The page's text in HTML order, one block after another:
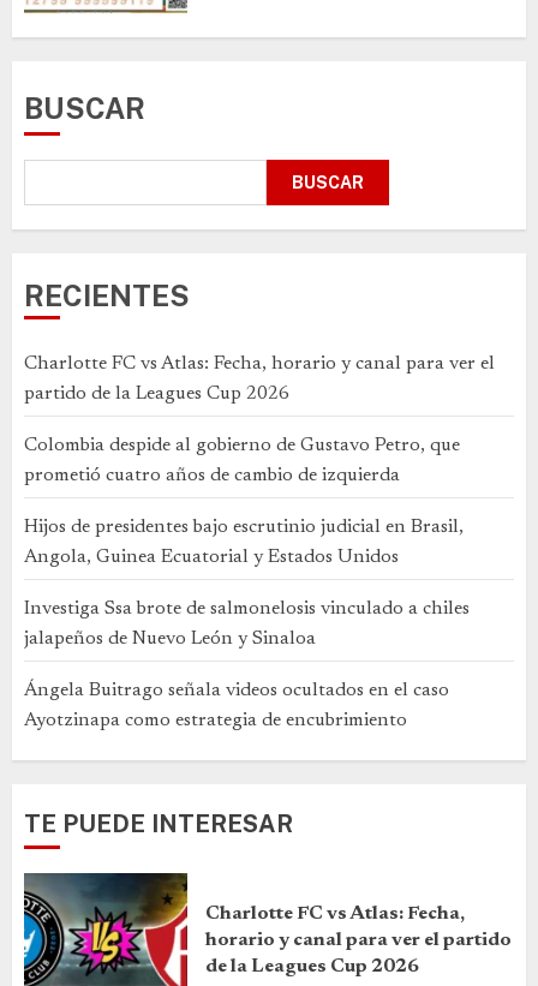
BUSCAR
BUSCAR
RECIENTES
Charlotte FC vs Atlas: Fecha, horario y canal para ver el
partido de la Leagues Cup 2026
Colombia despide al gobierno de Gustavo Petro, que
prometió cuatro años de cambio de izquierda
Hijos de presidentes bajo escrutinio judicial en Brasil,
Angola, Guinea Ecuatorial y Estados Unidos
Investiga Ssa brote de salmonelosis vinculado a chiles
jalapeños de Nuevo León y Sinaloa
Ángela Buitrago señala videos ocultados en el caso
Ayotzinapa como estrategia de encubrimiento
TE PUEDE INTERESAR
Charlotte FC vs Atlas: Fecha,
horario y canal para ver el partido
de la Leagues Cup 2026